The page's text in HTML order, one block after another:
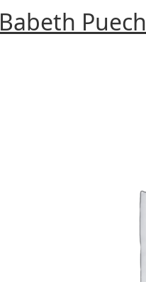
Babeth Puech